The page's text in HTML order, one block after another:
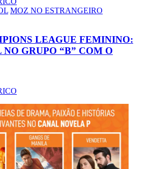
MOZ NO ESTRANGEIRO
LEAGUE FEMININO:
NO GRUPO “B” COM O